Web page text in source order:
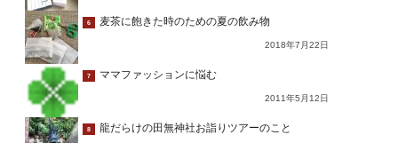
6 麦茶に飽きた時のための夏の飲み物
2018年7月22日
7 ママファッションに悩む
2011年5月12日
8 龍だらけの田無神社お詣りツアーのこと